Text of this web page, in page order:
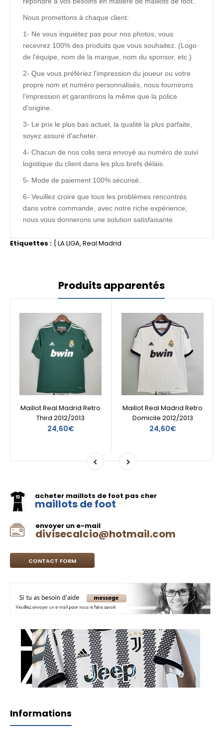
Nous promettons à chaque client:
1- Ne vous inquiétez pas pour nos photos, vous
recevrez 100% des produits que vous souhaitez. (Logo
de l'équipe, nom de la marque, nom du sponsor, etc.)
2- Que vous préfériez l'impression du joueur ou votre
propre nom et numéro personnalisés, nous fournirons
l'impression et garantirons la même que la police
d'origine.
3- Le prix le plus bas actuel, la qualité la plus parfaite,
soyez assuré d'acheter.
4- Chacun de nos colis sera envoyé au numéro de suivi
logistique du client dans les plus brefs délais.
5- Mode de paiement 100% sécurisé.
6- Veuillez croire que tous les problèmes rencontrés
dans votre commande, avec notre riche expérience,
nous vous donnerons une solution satisfaisante.
Etiquettes : {LA LIGA, Real Madrid
Produits apparentés
Maillot Real Madrid Retro
Third 2012/2013
24,60€
Maillot Real Madrid Retro
Domicile 2012/2013
24,60€
acheter maillots de foot pas cher
maillots de foot
envoyer un e-mail
divisecalcio@hotmail.com
CONTACT FORM
Informations